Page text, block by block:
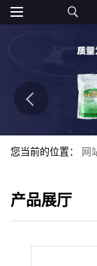
您当前的位置： 网
产品展厅